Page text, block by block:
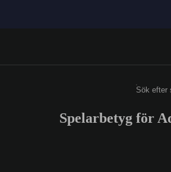
Spelarbetyg för